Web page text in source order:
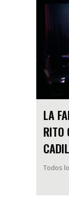
LA
RITO
Todos